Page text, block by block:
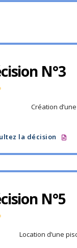
N°3
Création
la décision
N°5
Location d’une